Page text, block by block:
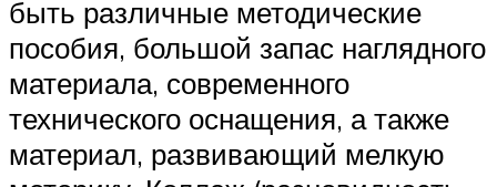
быть различные методические
пособия, большой запас наглядного
материала, современного
технического оснащения, а также
материал, развивающий мелкую